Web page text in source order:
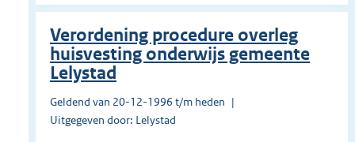
Verordening procedure overleg
huisvesting onderwijs gemeente
Lelystad
Geldend van 20-12-1996 t/m heden
Uitgegeven door: Lelystad